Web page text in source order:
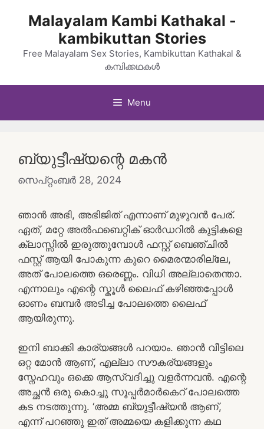
Malayalam Kambi Kathakal -
kambikuttan Stories
Free Malayalam Sex Stories, Kambikuttan Kathakal &
കമ്പിക്കഥകൾ
Menu
ബ്യുട്ടീഷ്യന്റെ മകൻ
സെപ്റ്റംബർ 28, 2024
ഞാൻ അഭി, അഭിജിത് എന്നാണ് മുഴുവൻ പേര്.
ഏത്, മറ്റേ അൽഫബെറ്റിക് ഓർഡറിൽ കുട്ടികളെ
ക്ലാസ്സിൽ ഇരുത്തുമ്പോൾ ഫസ്റ്റ് ബെഞ്ചിൽ
ഫസ്റ്റ് ആയി പോകുന്ന കുറെ മൈരന്മാരില്ലേ,
അത് പോലത്തെ ഒരെണ്ണം. വിധി അല്ലാതെന്താ.
എന്നാലും എന്റെ സ്കൂൾ ലൈഫ് കഴിഞ്ഞപ്പോൾ
ഓണം ബമ്പർ അടിച്ച പോലത്തെ ലൈഫ്
ആയിരുന്നു.
ഇനി ബാക്കി കാര്യങ്ങൾ പറയാം. ഞാൻ വീട്ടിലെ
ഒറ്റ മോൻ ആണ്, എല്ലാ സൗകര്യങ്ങളും
സ്നേഹവും ഒക്കെ ആസ്വദിച്ചു വളർന്നവൻ. എന്റെ
അച്ഛൻ ഒരു കൊച്ചു സൂപ്പർമാർകെറ് പോലത്തെ
കട നടത്തുന്നു. ‘അമ്മ ബ്യുട്ടീഷ്യൻ ആണ്,
എന്ന് പറഞ്ഞു ഇത് അമ്മയെ കളിക്കുന്ന കഥ